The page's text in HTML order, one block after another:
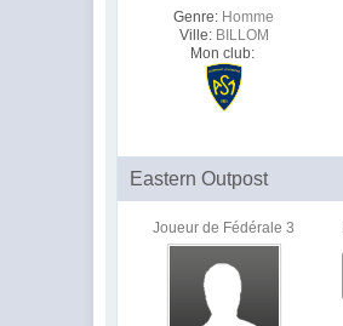
Genre: Homme
Ville: BILLOM
Mon club:
Eastern Outpost
Joueur de Fédérale 3